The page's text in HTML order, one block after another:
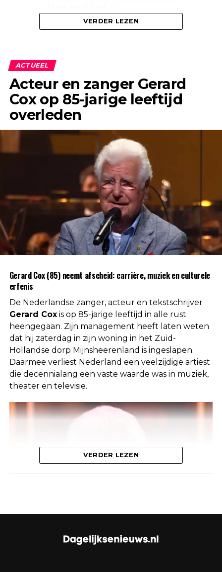
In First Dates worden singles gekoppeld voor een
diner, waarbij ze elkaar voor het eerst ontmoeten.
De show is beroemd om de eerlijke, vaak
ongemakkelijke interacties tussen de deelnemers.
Dit moment was echter allesbehalve romantisch.
gebeurde niet. De situatie leidde tot enige
frustratie bij hem, die zich begon af te vragen of
zijn foto wel goed was gekozen.
VERDER LEZEN
ACTUEEL
Acteur en zanger Gerard
Cox op 85-jarige leeftijd
overleden
Gerard Cox (85) neemt afscheid: carrière, muziek en culturele
erfenis
De Nederlandse zanger, acteur en tekstschrijver
Gerard Coxis op 85-jarige leeftijd in alle rust
heengegaan. Zijn management heeft laten weten
dat hij zaterdag in zijn woning in het Zuid-
Hollandse dorp Mijnsheerenland is ingeslapen.
Daarmee verliest Nederland een veelzijdige artiest
die decennialang een vaste waarde was in muziek,
theater en televisie.
Bekend gezicht in de Nederlandse
VERDER LEZEN